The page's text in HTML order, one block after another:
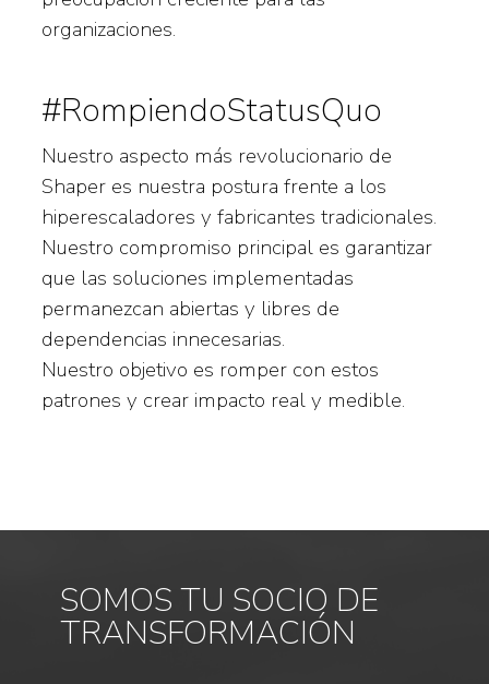
organizaciones.
#RompiendoStatusQuo
Nuestro aspecto más revolucionario de
Shaper es nuestra postura frente a los
hiperescaladores y fabricantes tradicionales.
Nuestro compromiso principal es garantizar
que las soluciones implementadas
permanezcan abiertas y libres de
dependencias innecesarias.
Nuestro objetivo es romper con estos
patrones y crear impacto real y medible.
SOMOS TU SOCIO DE
TRANSFORMACIÓN